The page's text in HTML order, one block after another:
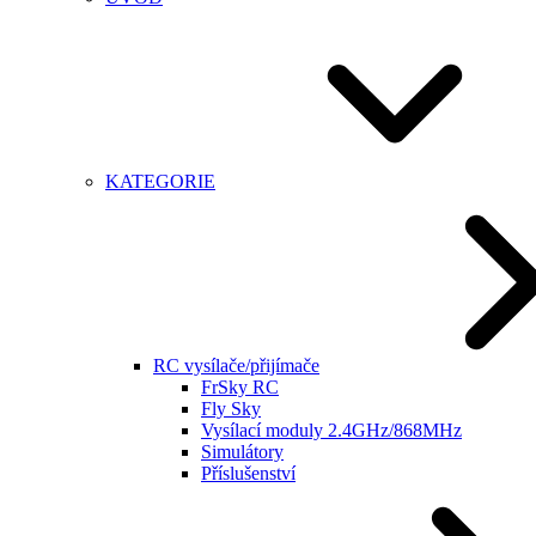
KATEGORIE
RC vysílače/přijímače
FrSky RC
Fly Sky
Vysílací moduly 2.4GHz/868MHz
Simulátory
Příslušenství